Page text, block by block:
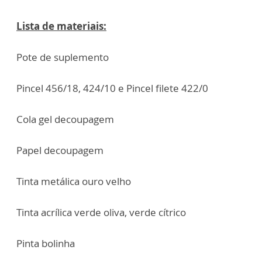
Lista de materiais:
Pote de suplemento
Pincel 456/18, 424/10 e Pincel filete 422/0
Cola gel decoupagem
Papel decoupagem
Tinta metálica ouro velho
Tinta acrílica verde oliva, verde cítrico
Pinta bolinha